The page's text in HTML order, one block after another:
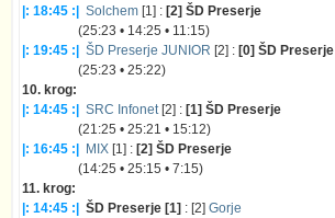
|: 18:45 :| Solchem [1] : [2] ŠD Preserje
(25:23 • 14:25 • 11:15)
|: 19:45 :| ŠD Preserje JUNIOR [2] : [0] ŠD Preserje
(25:23 • 25:22)
10. krog:
|: 14:45 :| SRC Infonet [2] : [1] ŠD Preserje
(21:25 • 25:21 • 15:12)
|: 16:45 :| MIX [1] : [2] ŠD Preserje
(14:25 • 25:15 • 7:15)
11. krog:
|: 14:45 :| ŠD Preserje [1] : [2] Gorje